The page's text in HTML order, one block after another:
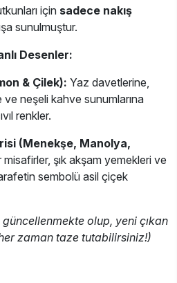
için sadece nakış
sunulmuştur.
Desenler:
& Çilek): Yaz davetlerine,
neşeli kahve sunumlarına
renkler.
(Menekşe, Manolya,
misafirler, şık akşam yemekleri ve
sembolü asil çiçek
olup, yeni çıkan
zaman taze tutabilirsiniz!)